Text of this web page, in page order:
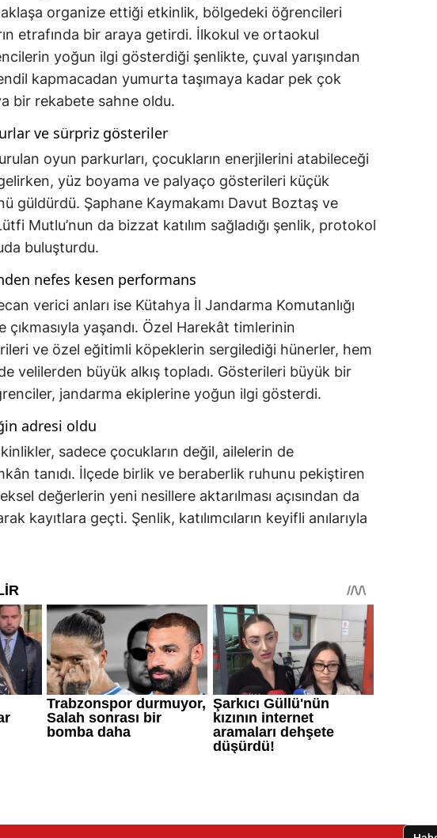
organize ettiği etkinlik, bölgedeki öğrencileri
etrafında bir araya getirdi. İlkokul ve ortaokul
yoğun ilgi gösterdiği şenlikte, çuval yarışından
kapmacadan yumurta taşımaya kadar pek çok
bir rekabete sahne oldu.
ve sürpriz gösteriler
oyun parkurları, çocukların enerjilerini atabileceği
yüz boyama ve palyaço gösterileri küçük
güldürdü. Şaphane Kaymakamı Davut Boztaş ve
Mutlu’nun da bizzat katılım sağladığı şenlik, protokol
buluşturdu.
nefes kesen performans
verici anları ise Kütahya İl Jandarma Komutanlığı
çıkmasıyla yaşandı. Özel Harekât timlerinin
ve özel eğitimli köpeklerin sergilediği hünerler, hem
velilerden büyük alkış topladı. Gösterileri büyük bir
jandarma ekiplerine yoğun ilgi gösterdi.
adresi oldu
sadece çocukların değil, ailelerin de
tanıdı. İlçede birlik ve beraberlik ruhunu pekiştiren
değerlerin yeni nesillere aktarılması açısından da
kayıtlara geçti. Şenlik, katılımcıların keyifli anılarıyla